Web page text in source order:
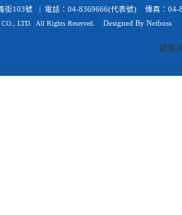
街103號 | 電話： 04-8369666(代表號) 傳真：04-
LTD.
All Rights Reserved. Designed By Netboss
訪客